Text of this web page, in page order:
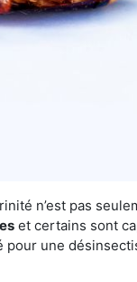
n’est pas
et certains sont
une